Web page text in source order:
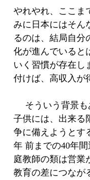
やれやれ、ここま
みに日本にはそん
るのは、結局自分
化が進んでいると
いく習慣が存在し
付けば、高収入が
そういう背景も
子供には、出来る
争に備えようとす
年 前までの40年
庭教師の類は営業
教育の差につなが